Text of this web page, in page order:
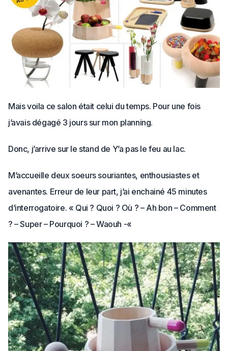
Mais voila ce salon était celui du temps. Pour une fois
j’avais dégagé 3 jours sur mon planning.
Donc, j’arrive sur le stand de Y’a pas le feu au lac.
M’accueille deux soeurs souriantes, enthousiastes et
avenantes. Erreur de leur part, j’ai enchainé 45 minutes
d’interrogatoire. « Qui ? Quoi ? Où ? – Ah bon – Comment
? – Super – Pourquoi ? – Waouh -«